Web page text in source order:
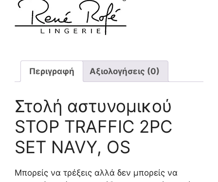
Περιγραφή Αξιολογήσεις (0)
Στολή αστυνομικού
STOP TRAFFIC 2PC
SET NAVY, OS
Μπορείς να τρέξεις αλλά δεν μπορείς να